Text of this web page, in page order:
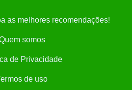
as melhores recomendações!
somos
de Privacidade
de uso